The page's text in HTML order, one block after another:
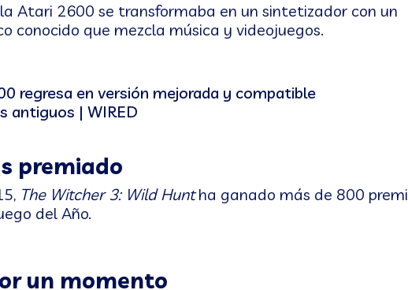
Atari 2600 se transformaba en un sintetizador con un
conocido que mezcla música y videojuegos.
premiado
The Witcher 3: Wild Huntha ganado más de 800
del Año.
un momento